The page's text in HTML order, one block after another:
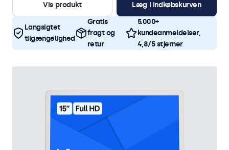
Vis produkt
Læg i indkøbskurven
Langsigtet
tilgængelighed
Gratis
fragt og
retur
5.000+
kundeanmeldelser,
4,8/5 stjerner